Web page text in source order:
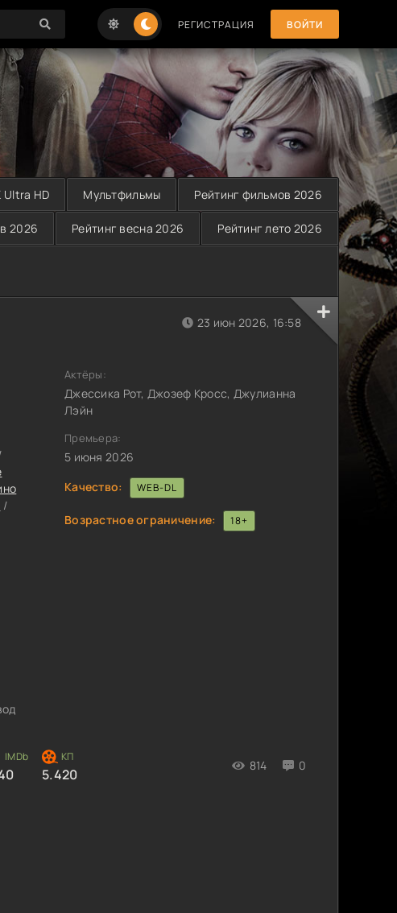
РЕГИСТРАЦИЯ ВОЙТИ
Ultra HD Мультфильмы Рейтинг фильмов 2026
2026 Рейтинг весна 2026 Рейтинг лето 2026
/
5.420
814 0
23 июн 2026, 16:58
Актёры:
Джессика Рот, Джозеф Кросс, Джулианна
Лэйн
Премьера:
5 июня 2026
Качество:
WEB-DL
Возрастное ограничение: 18+